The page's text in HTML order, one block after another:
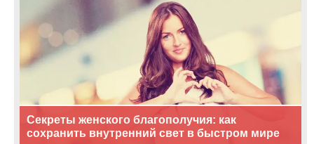
Секреты женского благополучия: как
сохранить внутренний свет в быстром мире